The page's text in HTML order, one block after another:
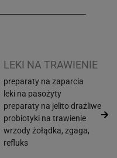
LEKI NA TRAWIENIE
preparaty na zaparcia
leki na pasożyty
preparaty na jelito drażliwe
probiotyki na trawienie
wrzody żołądka, zgaga,
refluks